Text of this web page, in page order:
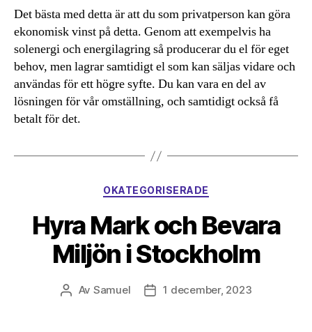
Det bästa med detta är att du som privatperson kan göra
ekonomisk vinst på detta. Genom att exempelvis ha
solenergi och energilagring så producerar du el för eget
behov, men lagrar samtidigt el som kan säljas vidare och
användas för ett högre syfte. Du kan vara en del av
lösningen för vår omställning, och samtidigt också få
betalt för det.
Kategorier
OKATEGORISERADE
Hyra Mark och Bevara
Miljön i Stockholm
Inläggsförfattare
Av Samuel Inläggsdatum
1 december, 2023